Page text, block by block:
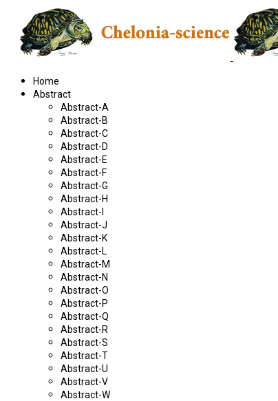
Home
Abstract
Abstract-A
Abstract-B
Abstract-C
Abstract-D
Abstract-E
Abstract-F
Abstract-G
Abstract-H
Abstract-I
Abstract-J
Abstract-K
Abstract-L
Abstract-M
Abstract-N
Abstract-O
Abstract-P
Abstract-Q
Abstract-R
Abstract-S
Abstract-T
Abstract-U
Abstract-V
Abstract-W